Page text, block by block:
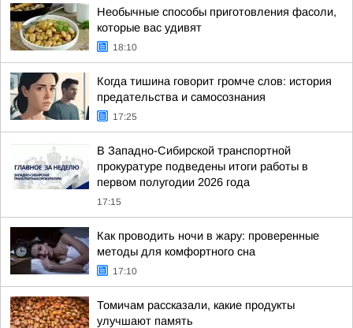
Необычные способы приготовления фасоли,
которые вас удивят
18:10
Когда тишина говорит громче слов: история
предательства и самосознания
17:25
В Западно-Сибирской транспортной
прокуратуре подведены итоги работы в
первом полугодии 2026 года
17:15
Как проводить ночи в жару: проверенные
методы для комфортного сна
17:10
Томичам рассказали, какие продукты
улучшают память